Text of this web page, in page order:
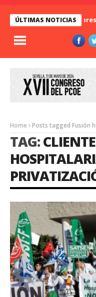
ÚLTIMAS NOTICIAS
La
Home Posts tagged Fusión
TAG: